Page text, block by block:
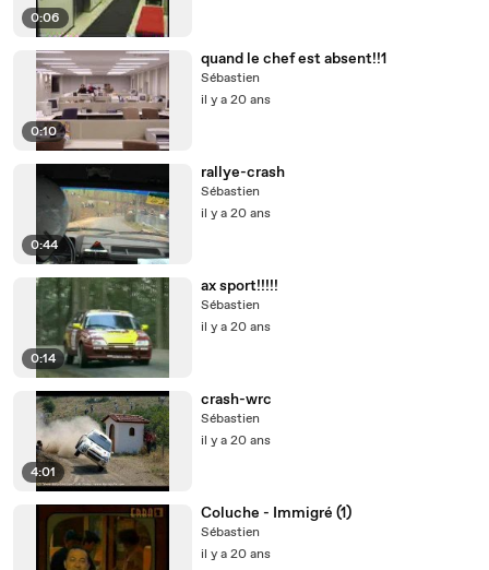
0:06
0:10
quand le chef est absent!!1
Sébastien
il y a 20 ans
0:44
rallye-crash
Sébastien
il y a 20 ans
0:14
ax sport!!!!!
Sébastien
il y a 20 ans
4:01
crash-wrc
Sébastien
il y a 20 ans
Coluche - Immigré (1)
Sébastien
il y a 20 ans